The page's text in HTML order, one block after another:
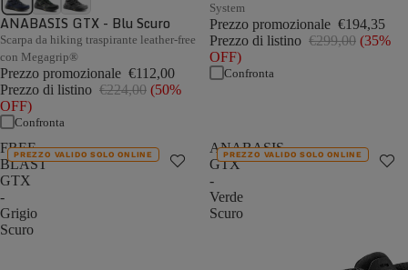
ANABASIS GTX - Blu Scuro
Scarpa da hiking traspirante leather-free
con Megagrip®
Prezzo promozionale €112,00
Prezzo di listino €224,00 (50%
OFF)
Confronta
System
Prezzo promozionale €194,35
Prezzo di listino €299,00 (35%
OFF)
Confronta
FREE
BLAST
GTX
-
Grigio
Scuro
PREZZO VALIDO SOLO ONLINE
ANABASIS
GTX
-
Verde
Scuro
PREZZO VALIDO SOLO ONLINE